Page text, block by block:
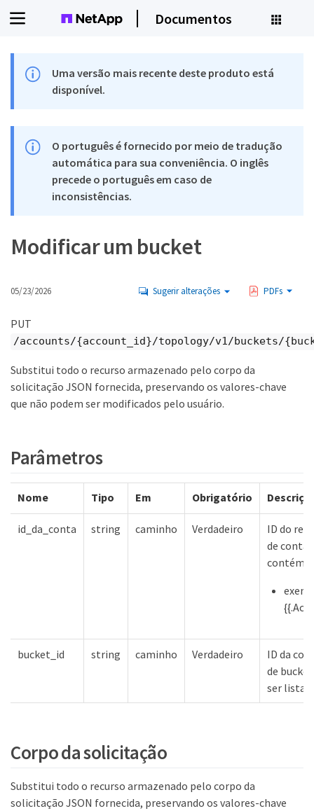
Documentos
Uma versão mais recente deste produto está
disponível.
O português é fornecido por meio de tradução
automática para sua conveniência. O inglês
precede o português em caso de
inconsistências.
Modificar um bucket
05/23/2026 Sugerir alterações PDFs
PUT
/accounts/{account_id}/topology/v1/buckets/
Substitui todo o recurso armazenado pelo corpo da
solicitação JSON fornecida, preservando os valores-chave
que não podem ser modificados pelo usuário.
Parâmetros
Nome Tipo Em Obrigatório
id_da_conta string caminho Verdadeiro
ID do
de conta
contém
bucket_id string caminho Verdadeiro
ID da
de
ser
Corpo da solicitação
Substitui todo o recurso armazenado pelo corpo da
solicitação JSON fornecida, preservando os valores-chave